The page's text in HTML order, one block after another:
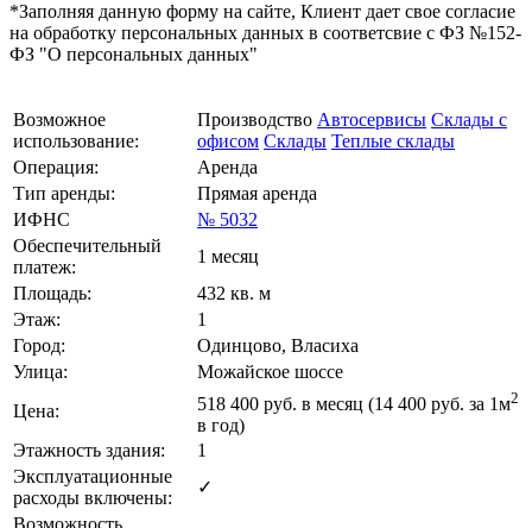
*Заполняя данную форму на сайте, Клиент дает свое согласие
на обработку персональных данных в соответсвие с ФЗ №152-
ФЗ "О персональных данных"
Возможное
использование:
Производство Автосервисы Склады с
офисом Склады Теплые склады
Операция:
Аренда
Тип аренды:
Прямая аренда
ИФНС
№ 5032
Обеспечительный
платеж:
1 месяц
Площадь:
432 кв. м
Этаж:
1
Город:
Одинцово, Власиха
Улица:
Можайское шоссе
Цена:
518 400 руб. в месяц (14 400 руб. за 1м2
в год)
Этажность здания:
1
Эксплуатационные
расходы включены:
✓